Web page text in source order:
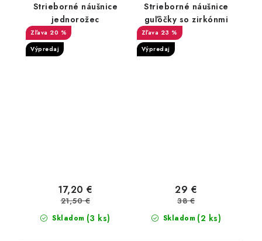
Strieborné náušnice
jednorožec
20 %
Výpredaj
Skladom (3 ks)
17,20 €
21,50 €
Strieborné náušnice
guľôčky so zirkónmi
23 %
Výpredaj
Skladom (2 ks)
29 €
38 €